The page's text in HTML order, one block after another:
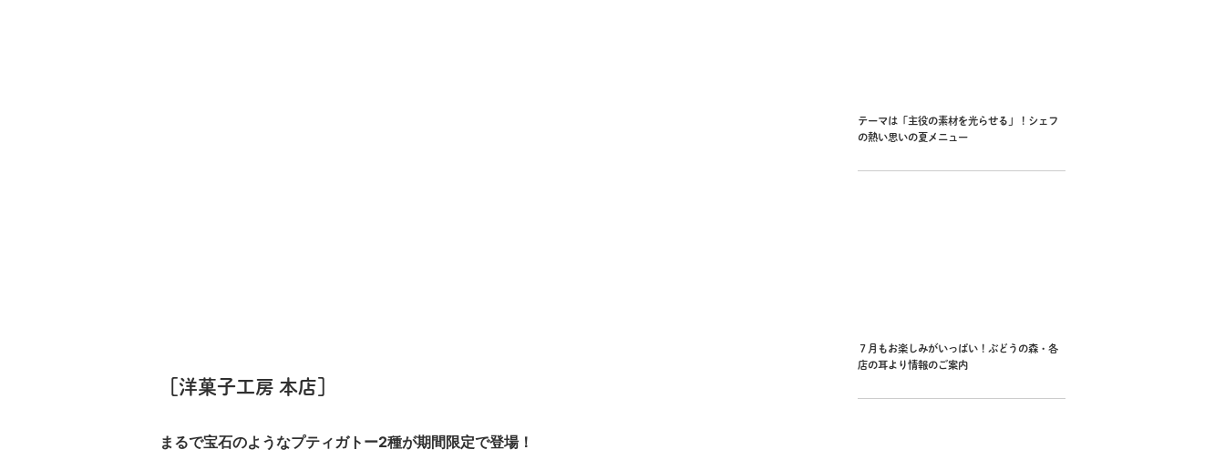
［洋菓子工房 本店］
まるで宝石のようなプティガトー2種が期間限定で登場！
テーマは「主役の素材を光らせる」！シェフ
の熱い思いの夏メニュー
７月もお楽しみがいっぱい！ぶどうの森・各
店の耳より情報のご案内